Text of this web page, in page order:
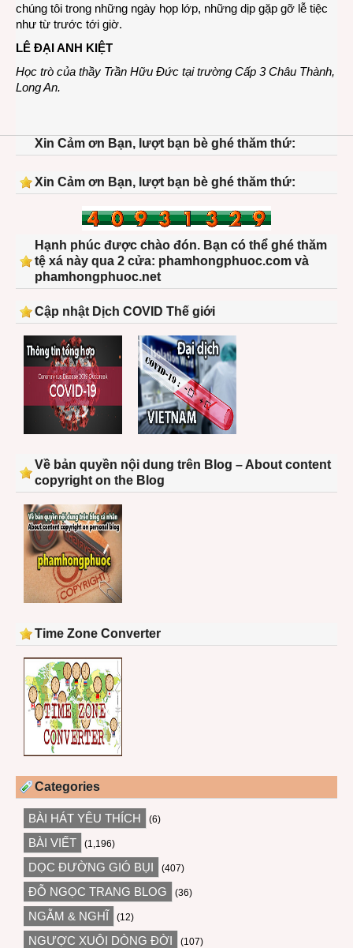
chúng tôi trong những ngày họp lớp, những dịp gặp gỡ lễ tiệc
như từ trước tới giờ.
LÊ ĐẠI ANH KIỆT
Học trò của thầy Trần Hữu Đức tại trường Cấp 3 Châu Thành,
Long An.
Xin Cảm ơn Bạn, lượt bạn bè ghé thăm thứ:
Xin Cảm ơn Bạn, lượt bạn bè ghé thăm thứ:
Hạnh phúc được chào đón. Bạn có thể ghé thăm
tệ xá này qua 2 cửa: phamhongphuoc.com và
phamhongphuoc.net
Cập nhật Dịch COVID Thế giới
Về bản quyền nội dung trên Blog – About content
copyright on the Blog
Time Zone Converter
Categories
BÀI HÁT YÊU THÍCH (6)
BÀI VIẾT (1,196)
DỌC ĐƯỜNG GIÓ BỤI (407)
ĐỖ NGỌC TRANG BLOG (36)
NGẪM & NGHĨ (12)
NGƯỢC XUÔI DÒNG ĐỜI (107)